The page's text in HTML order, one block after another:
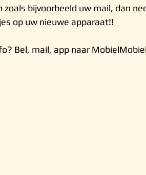
zoals bijvoorbeeld uw mail, dan
op uw nieuwe apparaat!!
Bel, mail, app naar